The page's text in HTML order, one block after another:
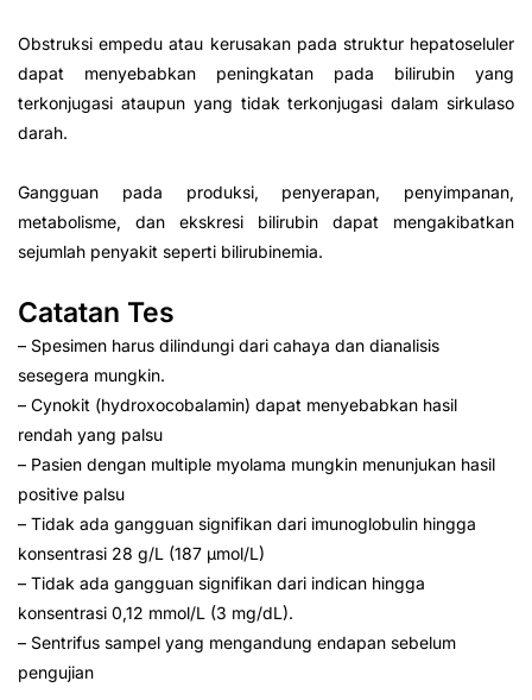
Obstruksi empedu atau kerusakan pada struktur hepatoseluler
dapat menyebabkan peningkatan pada bilirubin yang
terkonjugasi ataupun yang tidak terkonjugasi dalam sirkulaso
darah.
Gangguan pada produksi, penyerapan, penyimpanan,
metabolisme, dan ekskresi bilirubin dapat mengakibatkan
sejumlah penyakit seperti bilirubinemia.
Catatan Tes
– Spesimen harus dilindungi dari cahaya dan dianalisis
sesegera mungkin.
– Cynokit (hydroxocobalamin) dapat menyebabkan hasil
rendah yang palsu
– Pasien dengan multiple myolama mungkin menunjukan hasil
positive palsu
– Tidak ada gangguan signifikan dari imunoglobulin hingga
konsentrasi 28 g/L (187 µmol/L)
– Tidak ada gangguan signifikan dari indican hingga
konsentrasi 0,12 mmol/L (3 mg/dL).
– Sentrifus sampel yang mengandung endapan sebelum
pengujian